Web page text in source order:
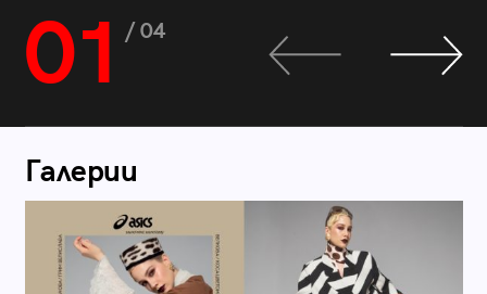
01 / 04
Галерии